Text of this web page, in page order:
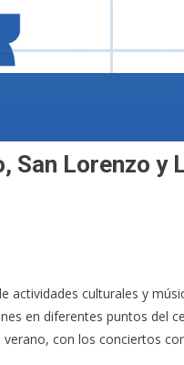
San Lorenzo y
actividades culturales y
en diferentes puntos del
con los conciertos